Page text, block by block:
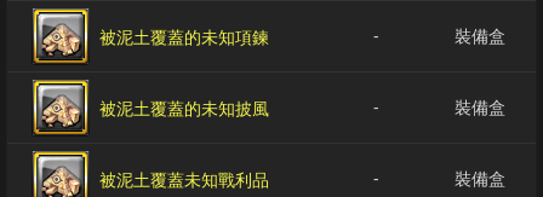
被泥土覆蓋的未知項鍊 - 裝備盒
被泥土覆蓋的未知披風 - 裝備盒
被泥土覆蓋未知戰利品 - 裝備盒